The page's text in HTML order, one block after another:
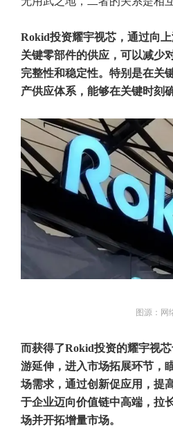
Rokid投资耀宇视芯，通过向
关键零部件的供应，可以减少
完整性和稳定性。特别是在关
产供应体系，能够在关键时刻
图源：网
而获得了Rokid投资的耀宇视
游延伸，进入市场拓展环节，
场需求，通过创新促应用，提
于企业迈向价值链中高端，拉
场并开拓增量市场‌。